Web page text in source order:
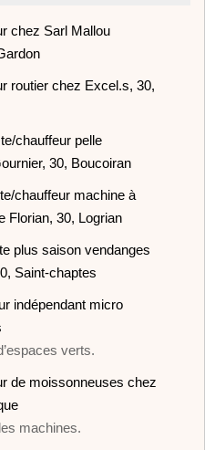
chez Sarl Mallou
routier chez Excel.s, 30,
chauffeur pelle
30, Boucoiran
chauffeur machine à
Florian, 30, Logrian
plus saison vendanges
Saint-chaptes
indépendant micro
verts.
de moissonneuses chez
machines.